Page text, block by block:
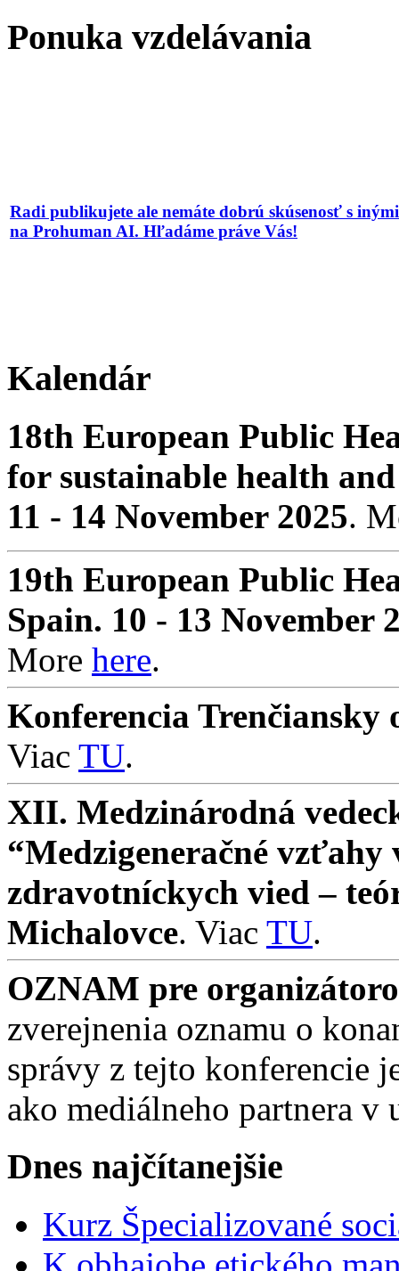
Ponuka vzdelávania
Radi publikujete ale nemáte dobrú skúsenosť s
na Prohuman AI. Hľadáme práve Vás!
Kalendár
18th European Public
for sustainable health
11 - 14 November 2025.
19th European Public
Spain. 10 - 13 November
More here.
Konferencia Trenčiansky
Viac TU.
XII. Medzinárodná
“Medzigeneračné vzťahy
zdravotníckych vied –
Michalovce. Viac TU.
OZNAM pre
zverejnenia oznamu o
správy z tejto konferencie
ako mediálneho partnera v
Dnes najčítanejšie
Kurz Špecializované